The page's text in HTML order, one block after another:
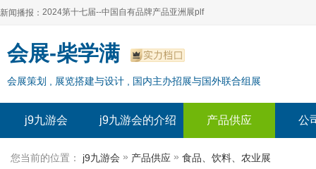
新闻播报：
2024上海自有品牌展--百货展|食品展 零售展|oem展
2024全球自有--品牌产品亚洲展（plf）
2024上海自有品牌展--2024上海oem 贴牌代加工展
2024第十七届--中国自有品牌产品亚洲展plf
2024全球自有--品牌产品亚洲展（plf）
2024年上海--第17届自有品牌展
会展-柴学满
会展策划 , 展览搭建与设计 , 国内主办招展与国外联合组展
j9九游会 j9九游会的介绍 产品供应 公
您当前的位置： j9九游会 » 产品供应 » 食品、饮料、农业展